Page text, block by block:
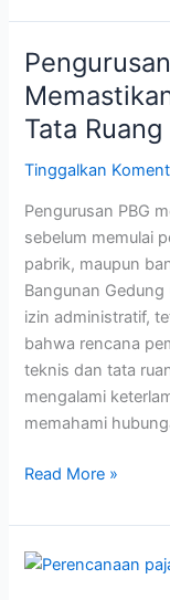
Tata Ruang
Tinggalkan
Pengurusan PBG
sebelum memulai
pabrik, maupun
Bangunan
izin administratif,
bahwa rencana
teknis dan tata
mengalami
memahami
Pengurusan
PBG:
Langkah
Penting
Memastikan
Sesuai
Tata
Ruang
Read More »
Perencanaan